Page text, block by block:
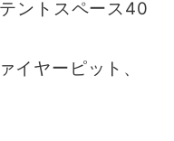
ントスペース40
イヤーピット、